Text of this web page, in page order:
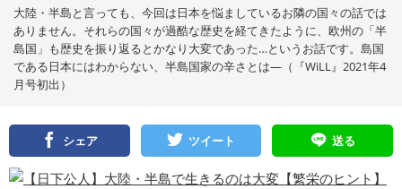
オ
ン
ラ
イ
ン
）
大陸・半島と言っても、今回は日本を悩ましているお隣の国々の話では
ありません。それらの国々が過酷な歴史を経てきたように、欧州の「半
島国」も歴史を振り返るとかなり大変であった…というお話です。島国
である日本にはわからない、半島国家の辛さとは―（『WiLL』2021年4
月号初出）
シェア ツイート 送る